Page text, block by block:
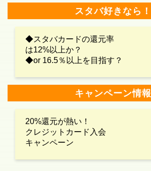
スタバ好きなら！
◆スタバカードの還元率
は12%以上か？
◆or 16.5％以上を目指す？
キャンペーン情報
20%還元が熱い！
クレジットカード入会
キャンペーン